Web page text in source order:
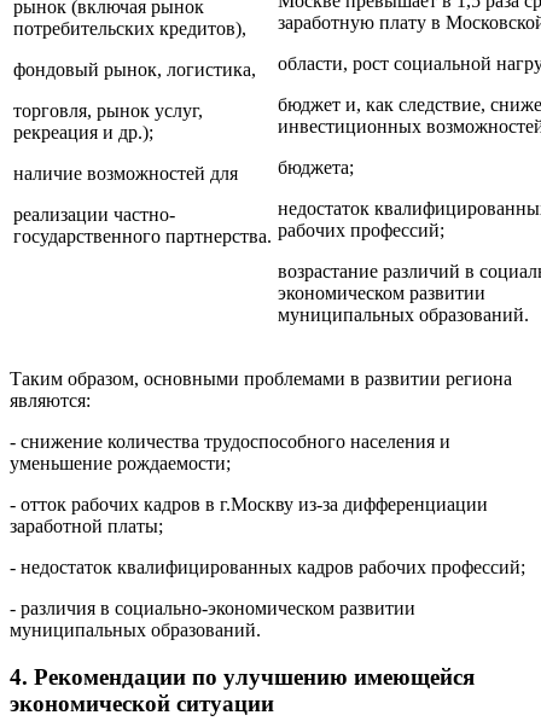
рынок (включая рынок
потребительских кредитов),
фондовый рынок, логистика,
торговля, рынок услуг,
рекреация и др.);
наличие возможностей для
реализации частно-
государственного партнерства.
заработную плату в
области, рост социальной
бюджет и, как следствие,
инвестиционных
бюджета;
недостаток
рабочих профессий;
возрастание различий в
экономическом развитии
муниципальных образований.
Таким образом, основными проблемами в развитии региона
являются:
- снижение количества трудоспособного населения и
уменьшение рождаемости;
- отток рабочих кадров в г.Москву из-за дифференциации
заработной платы;
- недостаток квалифицированных кадров рабочих профессий;
- различия в социально-экономическом развитии
муниципальных образований.
4. Рекомендации по улучшению имеющейся
экономической ситуации